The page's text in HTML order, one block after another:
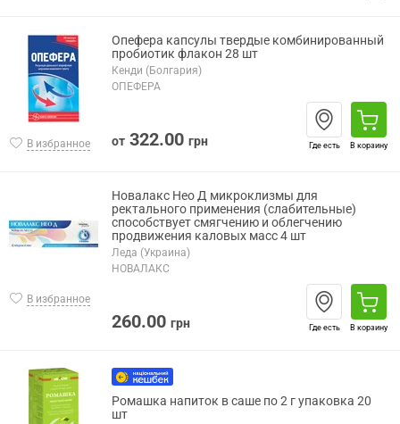
В избранное
Опефера капсулы твердые комбинированный
пробиотик флакон 28 шт
Кенди (Болгария)
ОПЕФЕРА
от 322.00 грн Где есть В корзину
В избранное
Новалакс Нео Д микроклизмы для
ректального применения (слабительные)
способствует смягчению и облегчению
продвижения каловых масс 4 шт
Леда (Украина)
НОВАЛАКС
260.00 грн Где есть В корзину
Ромашка напиток в саше по 2 г упаковка 20
шт